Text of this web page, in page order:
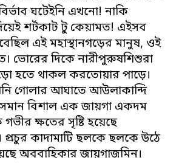
ঘটেইনি এখনো! নাকি
শর্টকাট টু কেয়ামত! এইসব
এই মহাস্থানগড়ের মানুষ, ওই
ভোরের দিকে নারীপুরুষশিশুরা
হতে থাকল করতোয়ার পাড়ে।
গোলার আঘাতে আউলাকান্দি
বিশাল এক জায়গা একদম
ক্ষতের সৃষ্টি হয়েছে
কাদামাটি ছলকে ছলকে উঠে
অববাহিকার জায়গাজমিন।